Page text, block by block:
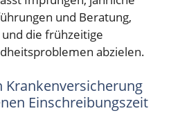
und Beratung,
die frühzeitige
abzielen.
Krankenversicherung
Einschreibungszeit